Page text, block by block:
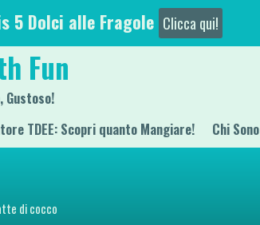
5 Dolci alle Fragole Clicca qui!
Fun
Gustoso!
TDEE: Scopri quanto Mangiare! Chi Sono
di cocco